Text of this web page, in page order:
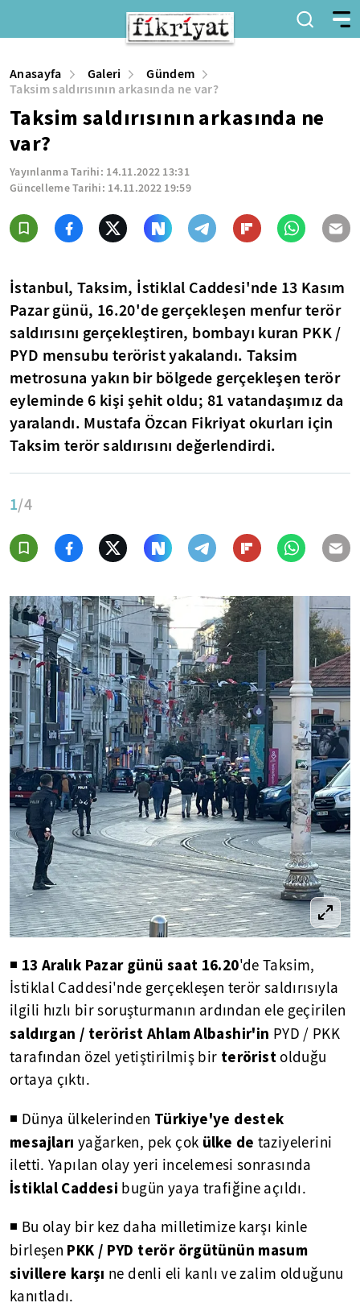
Anasayfa Galeri
Gündem
Taksim saldırısının arkasında ne var?
Taksim saldırısının arkasında ne
var?
Yayınlanma Tarihi: 14.11.2022 13:31
Güncelleme Tarihi: 14.11.2022 19:59
İstanbul, Taksim, İstiklal Caddesi'nde 13 Kasım
Pazar günü, 16.20'de gerçekleşen menfur terör
saldırısını gerçekleştiren, bombayı kuran PKK /
PYD mensubu terörist yakalandı. Taksim
metrosuna yakın bir bölgede gerçekleşen terör
eyleminde 6 kişi şehit oldu; 81 vatandaşımız da
yaralandı. Mustafa Özcan Fikriyat okurları için
Taksim terör saldırısını değerlendirdi.
1/4
◾ 13 Aralık Pazar günü saat 16.20'de Taksim,
İstiklal Caddesi'nde gerçekleşen terör saldırısıyla
ilgili hızlı bir soruşturmanın ardından ele geçirilen
saldırgan / terörist Ahlam Albashir'in PYD / PKK
tarafından özel yetiştirilmiş bir terörist olduğu
ortaya çıktı.
◾ Dünya ülkelerinden Türkiye'ye destek
mesajları yağarken, pek çok ülke de taziyelerini
iletti. Yapılan olay yeri incelemesi sonrasında
İstiklal Caddesi bugün yaya trafiğine açıldı.
◾ Bu olay bir kez daha milletimize karşı kinle
birleşen PKK / PYD terör örgütünün masum
sivillere karşı ne denli eli kanlı ve zalim olduğunu
kanıtladı.